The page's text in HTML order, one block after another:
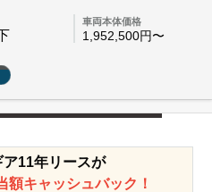
車両本体価格
1,952,500円〜
ア11年リースが
額キャッシュバック！